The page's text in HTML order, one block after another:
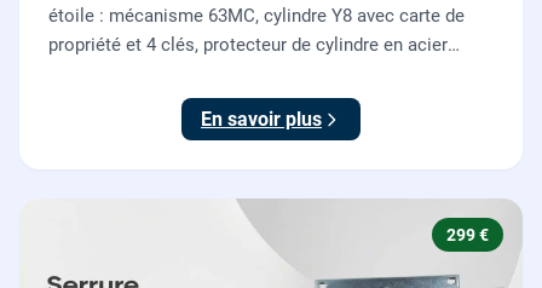
étoile : mécanisme 63MC, cylindre Y8 avec carte de
propriété et 4 clés, protecteur de cylindre en acier
renforcer une porte d'entrée existante.
En savoir plus
299 €